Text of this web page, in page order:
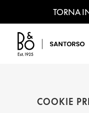
TORNA
COOKIE